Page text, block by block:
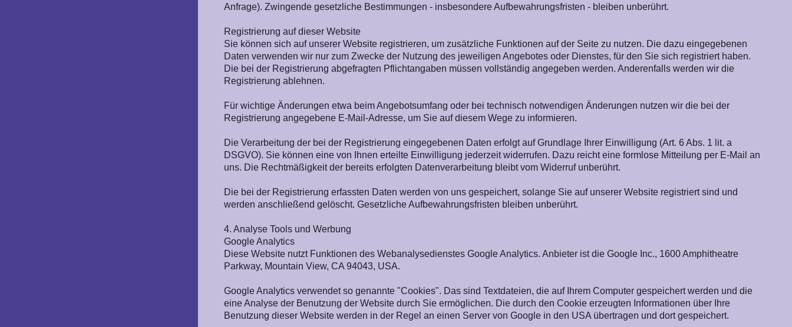
Anfrage). Zwingende gesetzliche Bestimmungen - insbesondere Aufbewahrungsfristen - bleiben unberührt.
Registrierung auf dieser Website
Sie können sich auf unserer Website registrieren, um zusätzliche Funktionen auf der Seite zu nutzen. Die dazu eingegebenen
Daten verwenden wir nur zum Zwecke der Nutzung des jeweiligen Angebotes oder Dienstes, für den Sie sich registriert haben.
Die bei der Registrierung abgefragten Pflichtangaben müssen vollständig angegeben werden. Anderenfalls werden wir die
Registrierung ablehnen.
Für wichtige Änderungen etwa beim Angebotsumfang oder bei technisch notwendigen Änderungen nutzen wir die bei der
Registrierung angegebene E-Mail-Adresse, um Sie auf diesem Wege zu informieren.
Die Verarbeitung der bei der Registrierung eingegebenen Daten erfolgt auf Grundlage Ihrer Einwilligung (Art. 6 Abs. 1 lit. a
DSGVO). Sie können eine von Ihnen erteilte Einwilligung jederzeit widerrufen. Dazu reicht eine formlose Mitteilung per E-Mail an
uns. Die Rechtmäßigkeit der bereits erfolgten Datenverarbeitung bleibt vom Widerruf unberührt.
Die bei der Registrierung erfassten Daten werden von uns gespeichert, solange Sie auf unserer Website registriert sind und
werden anschließend gelöscht. Gesetzliche Aufbewahrungsfristen bleiben unberührt.
4. Analyse Tools und Werbung
Google Analytics
Diese Website nutzt Funktionen des Webanalysedienstes Google Analytics. Anbieter ist die Google Inc., 1600 Amphitheatre
Parkway, Mountain View, CA 94043, USA.
Google Analytics verwendet so genannte "Cookies". Das sind Textdateien, die auf Ihrem Computer gespeichert werden und die
eine Analyse der Benutzung der Website durch Sie ermöglichen. Die durch den Cookie erzeugten Informationen über Ihre
Benutzung dieser Website werden in der Regel an einen Server von Google in den USA übertragen und dort gespeichert.